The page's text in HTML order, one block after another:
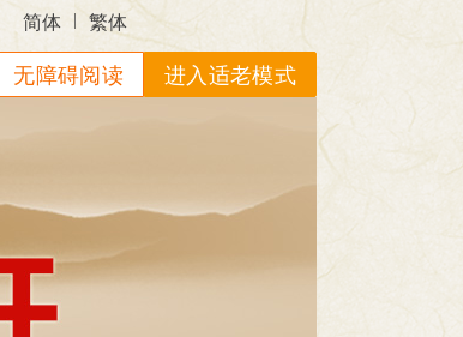
简体 繁体
进入适老模式
无障碍阅读